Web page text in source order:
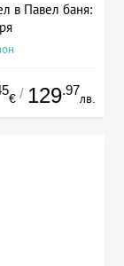
в Павел баня:
€ / 129.97
лв.